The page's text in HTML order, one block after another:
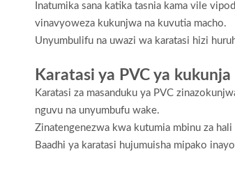
Inatumika sana katika tasnia kama vile
vinavyoweza kukunjwa na kuvutia macho.
Unyumbulifu na uwazi wa karatasi hizi
Karatasi ya PVC ya
Karatasi za masanduku ya PVC
nguvu na unyumbufu wake.
Zinatengenezwa kwa kutumia mbinu za
Baadhi ya karatasi hujumuisha mipako